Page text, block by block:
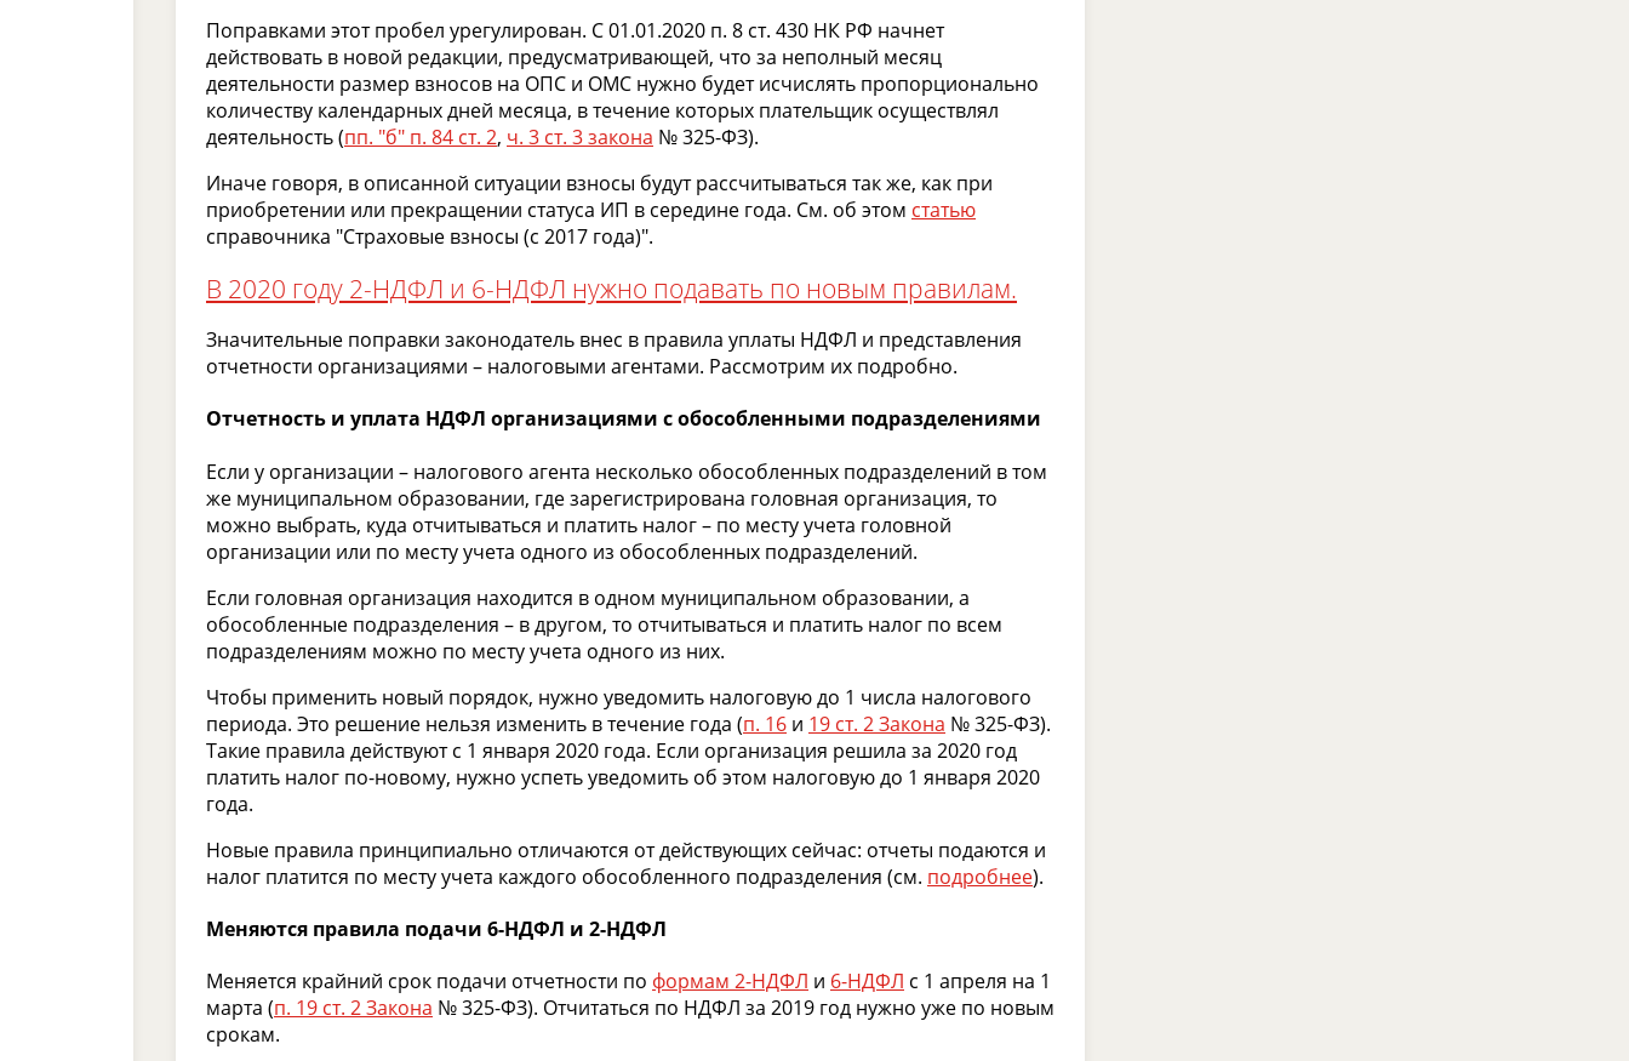
Поправками этот пробел урегулирован. С 01.01.2020 п. 8 ст. 430 НК РФ начнет
действовать в новой редакции, предусматривающей, что за неполный месяц
деятельности размер взносов на ОПС и ОМС нужно будет исчислять пропорционально
количеству календарных дней месяца, в течение которых плательщик осуществлял
деятельность (пп. "б" п. 84 ст. 2, ч. 3 ст. 3 закона № 325-ФЗ).
Иначе говоря, в описанной ситуации взносы будут рассчитываться так же, как при
приобретении или прекращении статуса ИП в середине года. См. об этом статью
справочника "Страховые взносы (с 2017 года)".
В 2020 году 2-НДФЛ и 6-НДФЛ нужно подавать по новым правилам.
Значительные поправки законодатель внес в правила уплаты НДФЛ и представления
отчетности организациями – налоговыми агентами. Рассмотрим их подробно.
Отчетность и уплата НДФЛ организациями с обособленными подразделениями
Если у организации – налогового агента несколько обособленных подразделений в том
же муниципальном образовании, где зарегистрирована головная организация, то
можно выбрать, куда отчитываться и платить налог – по месту учета головной
организации или по месту учета одного из обособленных подразделений.
Если головная организация находится в одном муниципальном образовании, а
обособленные подразделения – в другом, то отчитываться и платить налог по всем
подразделениям можно по месту учета одного из них.
Чтобы применить новый порядок, нужно уведомить налоговую до 1 числа налогового
периода. Это решение нельзя изменить в течение года (п. 16 и 19 ст. 2 Закона № 325-ФЗ).
Такие правила действуют с 1 января 2020 года. Если организация решила за 2020 год
платить налог по-новому, нужно успеть уведомить об этом налоговую до 1 января 2020
года.
Новые правила принципиально отличаются от действующих сейчас: отчеты подаются и
налог платится по месту учета каждого обособленного подразделения (см. подробнее).
Меняются правила подачи 6-НДФЛ и 2-НДФЛ
Меняется крайний срок подачи отчетности по формам 2-НДФЛ и 6-НДФЛ с 1 апреля на 1
марта (п. 19 ст. 2 Закона № 325-ФЗ). Отчитаться по НДФЛ за 2019 год нужно уже по новым
срокам.